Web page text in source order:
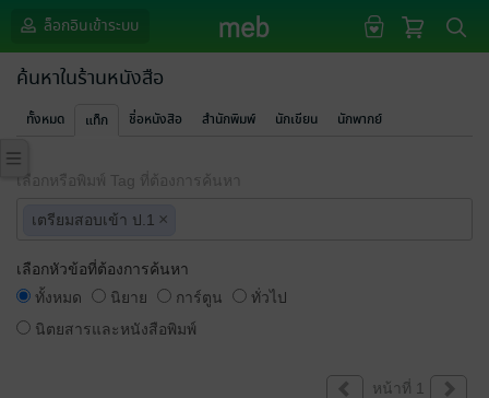
ล็อกอินเข้าระบบ
ค้นหาในร้านหนังสือ
ทั้งหมด แท็ก ชื่อหนังสือ สำนักพิมพ์ นักเขียน นักพากย์
เลือกหรือพิมพ์ Tag ที่ต้องการค้นหา
เตรียมสอบเข้า ป.1 ×
เลือกหัวข้อที่ต้องการค้นหา
ทั้งหมด
นิยาย การ์ตูน
ทั่วไป
นิตยสารและหนังสือพิมพ์
หน้าที่ 1